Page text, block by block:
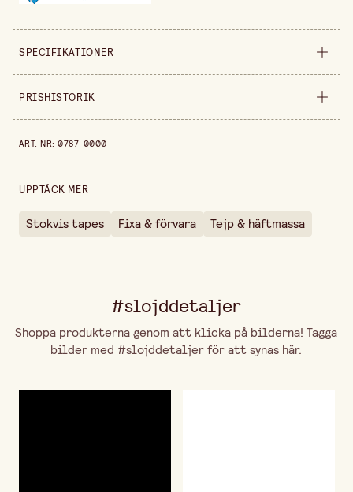
SPECIFIKATIONER
Säljs i styck
PRISHISTORIK
ART. NR:0787-0000
UPPTÄCK MER
Stokvis tapes Fixa & förvara Tejp & häftmassa
#slojddetaljer
Shoppa produkterna genom att klicka på bilderna! Tagga
bilder med #slojddetaljer för att synas här.